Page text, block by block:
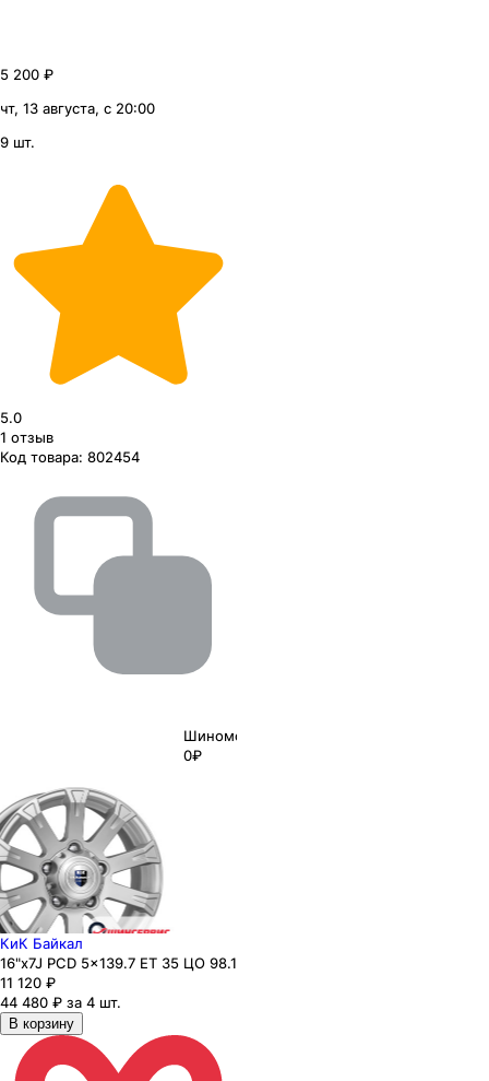
5 200 ₽
чт, 13 августа, с 20:00
9 шт.
5.0
1 отзыв
Код товара: 802454
Шиномонтаж
0₽
КиК Байкал
16"x7J PCD 5x139.7 ЕТ 35 ЦО 98.1
11 120 ₽
44 480 ₽ за 4 шт.
В корзину